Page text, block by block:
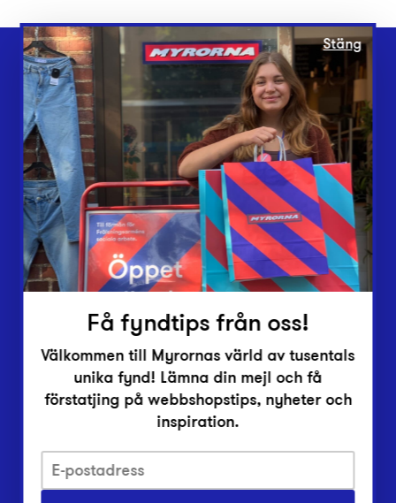
Webbshop
Butiker
Lämna in
Vårt överskott
Inlämningsplatser
Om Myrorna
Lediga jobb
Pressrum
Integritetsskyddspolicy
Stäng
Få fyndtips från oss!
Välkommen till Myrornas värld av tusentals
unika fynd! Lämna din mejl och få
förstatjing på webbshopstips, nyheter och
inspiration.